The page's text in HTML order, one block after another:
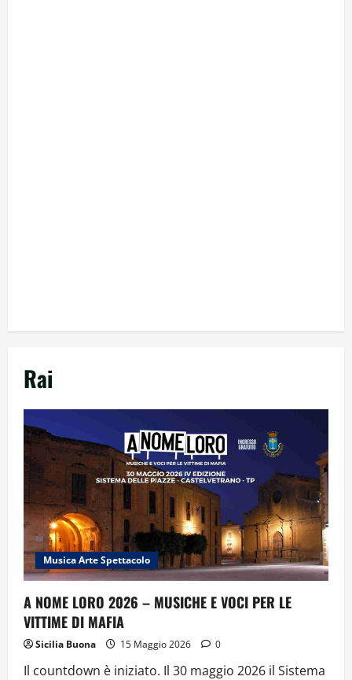
Rai
Musica Arte Spettacolo
A NOME LORO 2026 – MUSICHE E VOCI PER LE
VITTIME DI MAFIA
Sicilia Buona 15 Maggio 2026 0
Il countdown è iniziato. Il 30 maggio 2026 il Sistema